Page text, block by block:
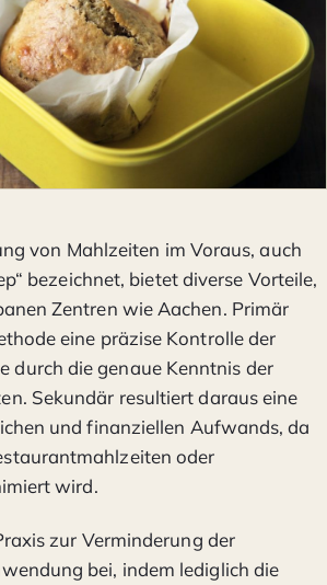
von Mahlzeiten im Voraus, auch
bezeichnet, bietet diverse Vorteile,
Zentren wie Aachen. Primär
eine präzise Kontrolle der
durch die genaue Kenntnis der
Sekundär resultiert daraus eine
und finanziellen Aufwands, da
oder
wird.
zur Verminderung der
bei, indem lediglich die